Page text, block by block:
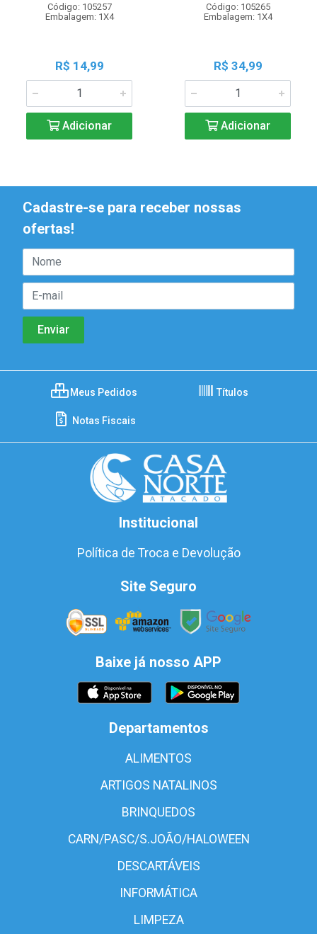
Código: 105257
Embalagem: 1X4
R$ 14,99
Adicionar
Código: 105265
Embalagem: 1X4
R$ 34,99
Adicionar
Cadastre-se para receber nossas
ofertas!
Meus Pedidos Títulos
Notas Fiscais
Institucional
Política de Troca e Devolução
Site Seguro
Baixe já nosso APP
Departamentos
ALIMENTOS
ARTIGOS NATALINOS
BRINQUEDOS
CARN/PASC/S.JOÃO/HALOWEEN
DESCARTÁVEIS
INFORMÁTICA
LIMPEZA